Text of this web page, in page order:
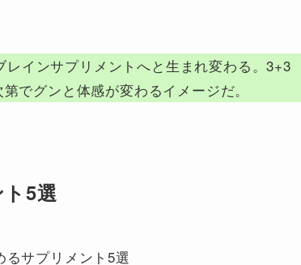
インサプリメントへと生まれ変わる。3+3
でグンと体感が変わるイメージだ。
5選